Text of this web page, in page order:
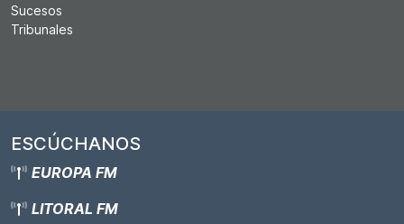
Sucesos
Tribunales
ESCÚCHANOS
EUROPA FM
LITORAL FM